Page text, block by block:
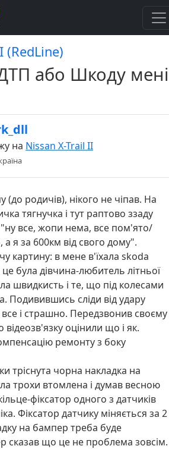
(RedLine)
або Шкоду мені
на Nissan X-Trail II
(до родичів), нікого не чіпав. На
тягнучка і тут раптово ззаду
все, жопи нема, все пом'ято/
я за 600км від свого дому".
картину: в мене в'їхала skoda
була дівчина-любитель літньої
швидкисть і те, що під колесами
Подивившись сліди від удару
і страшно. Передзвонив своєму
відеозв'язку оцінили що і як.
ремонту з боку
тріснута чорна накладка на
трохи втомлена і думав весною
фіксатор одного з датчиків
Фіксатор датчику міняється за 2
на бампер треба буде
сказав що це не проблема зовсім.